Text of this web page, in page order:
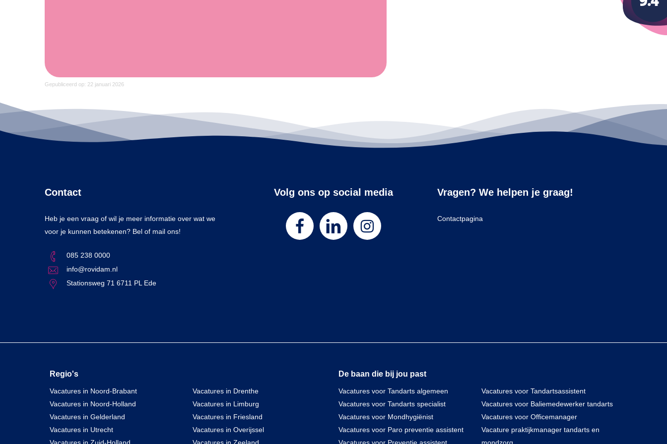
Gepubliceerd op: 22 januari 2026
Contact
Heb je een vraag of wil je meer informatie over wat we
voor je kunnen betekenen? Bel of mail ons!
085 238 0000
info@rovidam.nl
Stationsweg 71 6711 PL Ede
Volg ons op social media Vragen? We helpen je graag!
Contactpagina
Regio's
Vacatures in Noord-Brabant
Vacatures in Noord-Holland
Vacatures in Gelderland
Vacatures in Utrecht
Vacatures in Drenthe
Vacatures in Limburg
Vacatures in Friesland
Vacatures in Overijssel
De baan die bij jou past
Vacatures voor Tandarts algemeen
Vacatures voor Tandarts specialist
Vacatures voor Mondhygiënist
Vacatures voor Paro preventie assistent
Vacatures voor Tandartsassistent
Vacatures voor Baliemedewerker tandarts
Vacatures voor Officemanager
Vacature praktijkmanager tandarts en